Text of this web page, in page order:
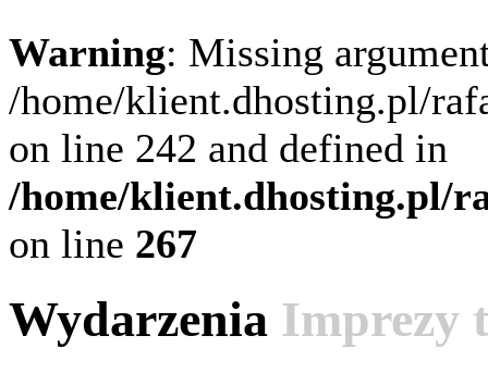
Warning: Missing
/home/klient.dhosting.pl/
on line 242 and defined in
/home/klient.dhosting.pl/
on line 267
Wydarzenia Imprezy